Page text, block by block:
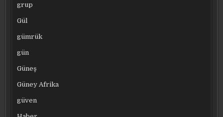
grup
Gül
gümrük
gün
Güneş
Güney Afrika
güven